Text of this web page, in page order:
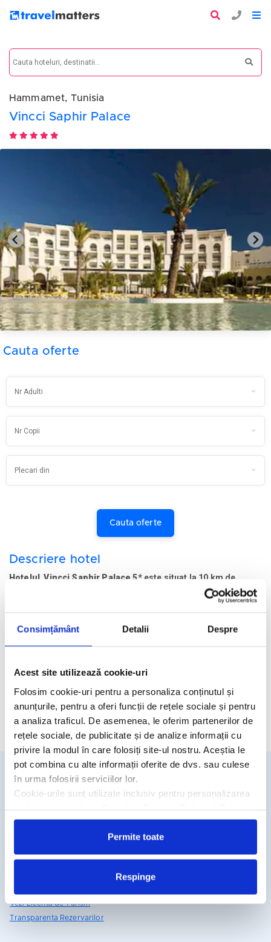
Consimțământ Detalii Despre
Acest site utilizează cookie-uri
Folosim cookie-uri pentru a personaliza conținutul și
anunțurile, pentru a oferi funcții de rețele sociale și pentru
a analiza traficul. De asemenea, le oferim partenerilor de
rețele sociale, de publicitate și de analize informații cu
privire la modul în care folosiți site-ul nostru. Aceștia le
pot combina cu alte informații oferite de dvs. sau culese
în urma folosirii serviciilor lor.
Cookie-urile sunt utilizate inclusiv pentru personalizarea
Permite toate
Respinge
Hammamet, Tunisia
Vincci Saphir Palace
Cauta oferte
Cauta oferte
Descriere hotel
Hotelul Vincci Saphir Palace 5* este situat la 10 km de
centrul orasului Hammamet din zona turistica Yasmine
Hammamet, la 40 de km de Aeroportul Enfidhia si la 70 de km
Facilitati hotel
Camere hotel
Cere oferta personalizata
Detalii si rezervari
Licente TravelMatters
Vezi Licenta de Turism
Transparenta Rezervarilor